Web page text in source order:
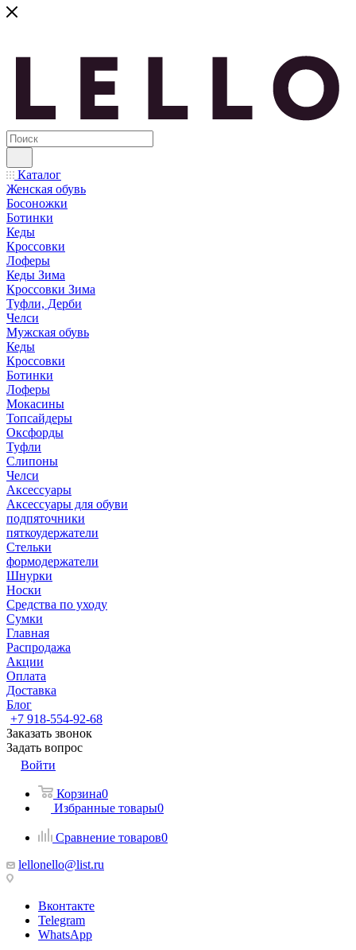
Каталог
Женская обувь
Босоножки
Ботинки
Кеды
Кроссовки
Лоферы
Кеды Зима
Кроссовки Зима
Туфли, Дерби
Челси
Мужская обувь
Кеды
Кроссовки
Ботинки
Лоферы
Мокасины
Топсайдеры
Оксфорды
Туфли
Слипоны
Челси
Аксессуары
Аксессуары для обуви
подпяточники
пяткоудержатели
Стельки
формодержатели
Шнурки
Носки
Средства по уходу
Сумки
Главная
Распродажа
Акции
Оплата
Доставка
Блог
+7 918-554-92-68
Заказать звонок
Задать вопрос
Войти
Корзина0
Избранные товары0
Сравнение товаров0
lellonello@list.ru
Вконтакте
Telegram
WhatsApp